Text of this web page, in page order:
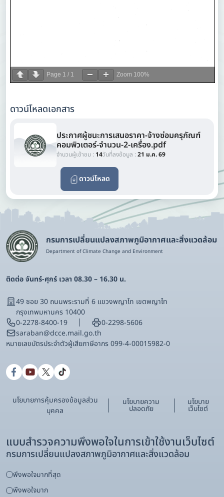
Page 1 / 1 Zoom 100%
ดาวน์โหลดเอกสาร
ประกาศผู้ชนะการเสนอราคา-จ้างซ่อมครุภัณฑ์
คอมพิวเตอร์-จำนวน-2-เครื่อง.pdf
จำนวนผู้เข้าชม : 14วันที่ลงข้อมูล :21 ม.ค. 69
ดาวน์โหลด
กรมการเปลี่ยนแปลงสภาพภูมิอากาศและสิ่งแวดล้อม
Department of Climate Change and Environment
ติดต่อ จันทร์-ศุกร์ เวลา 08.30 – 16.30 น.
49 ซอย 30 ถนนพระรามที่ 6 แขวงพญาไท เขตพญาไท
กรุงเทพมหานคร 10400
0-2278-8400-19
0-2298-5606
saraban@dcce.mail.go.th
หมายเลขบัตรประจําตัวผู้เสียภาษีอากร 099-4-00015982-0
นโยบายการคุ้มครองข้อมูลส่วน
บุคคล
นโยบายความ
ปลอดภัย
นโยบาย
เว็บไซต์
แบบสำรวจความพึงพอใจในการเข้าใช้งานเว็บไซต์
กรมการเปลี่ยนแปลงสภาพภูมิอากาศและสิ่งแวดล้อม
พึงพอใจมากที่สุด
พึงพอใจมาก